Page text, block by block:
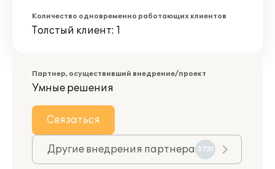
Количество одновременно работающих клиентов
Толстый клиент: 1
Партнер, осуществивший внедрение/проект
Умные решения
Связаться
Другие внедрения партнера 3751